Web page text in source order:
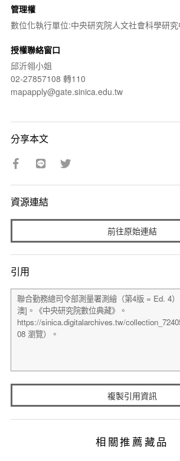
管理權
數位化執行單位:中央研究院人文社會科學研
授權聯絡窗口
邱沂翎小姐
02-27857108 轉110
mapapply@gate.sinica.edu.tw
分享本文
資源連結
前往原始連結
引用
複製引用資訊
相關推薦藏品